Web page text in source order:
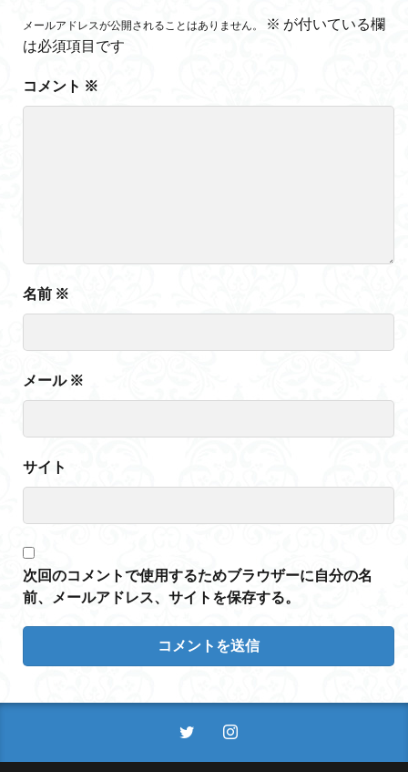
メールアドレスが公開されることはありません。 ※ が付いている欄
は必須項目です
コメント ※
名前 ※
メール ※
サイト
次回のコメントで使用するためブラウザーに自分の名
前、メールアドレス、サイトを保存する。